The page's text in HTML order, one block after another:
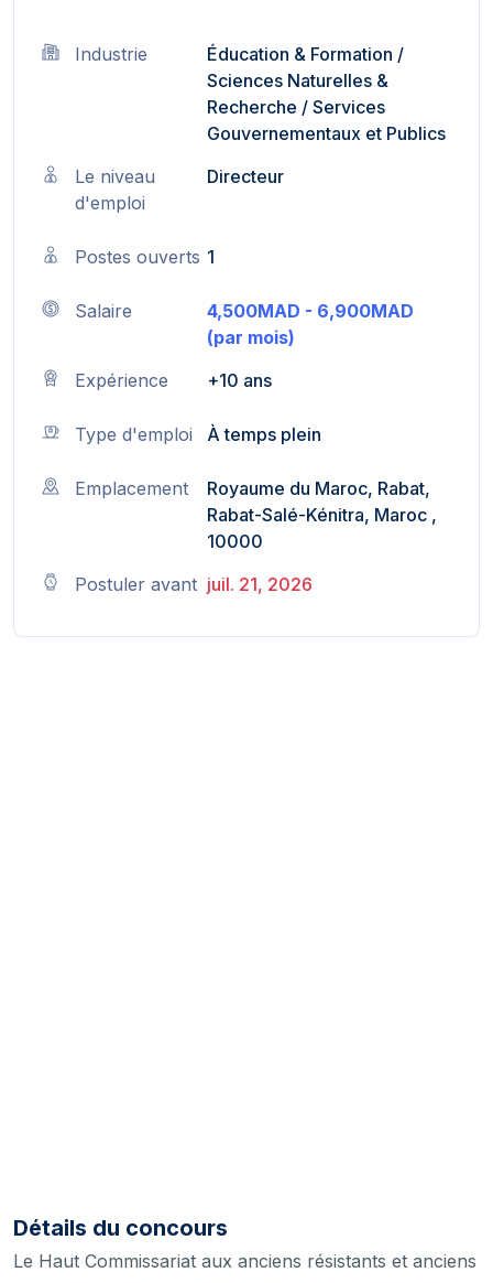
Industrie Éducation & Formation /
Sciences Naturelles &
Recherche / Services
Gouvernementaux et Publics
Le niveau
d'emploi
Directeur
Postes ouverts 1
Salaire
4,500MAD - 6,900MAD
(par mois)
Expérience
+10 ans
Type d'emploi À temps plein
Emplacement
Royaume du Maroc, Rabat,
Rabat-Salé-Kénitra, Maroc ,
10000
Postuler avant juil. 21, 2026
Détails du concours
Le Haut Commissariat aux anciens résistants et anciens